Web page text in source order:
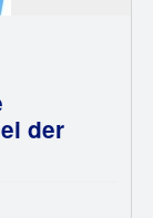
der